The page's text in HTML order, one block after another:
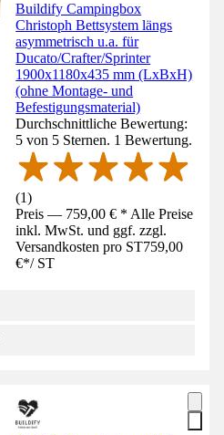
Buildify Campingbox
Christoph Bettsystem längs
asymmetrisch u.a. für
Ducato/Crafter/Sprinter
1900x1180x435 mm (LxBxH)
(ohne Montage- und
Befestigungsmaterial)
Durchschnittliche Bewertung:
5 von 5 Sternen. 1 Bewertung.
(1)
Preis — 759,00 € * Alle Preise
inkl. MwSt. und ggf. zzgl.
Versandkosten pro ST759,00
€*/ ST